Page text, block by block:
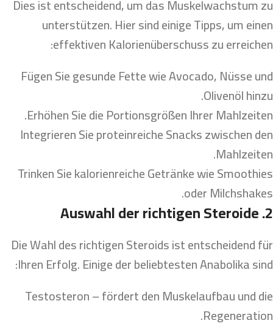
Dies ist entscheidend, um das Muskelwachstum zu
unterstützen. Hier sind einige Tipps, um einen
effektiven Kalorienüberschuss zu erreichen:
Fügen Sie gesunde Fette wie Avocado, Nüsse und
Olivenöl hinzu.
Erhöhen Sie die Portionsgrößen Ihrer Mahlzeiten.
Integrieren Sie proteinreiche Snacks zwischen den
Mahlzeiten.
Trinken Sie kalorienreiche Getränke wie Smoothies
oder Milchshakes.
2. Auswahl der richtigen Steroide
Die Wahl des richtigen Steroids ist entscheidend für
Ihren Erfolg. Einige der beliebtesten Anabolika sind:
Testosteron – fördert den Muskelaufbau und die
Regeneration.